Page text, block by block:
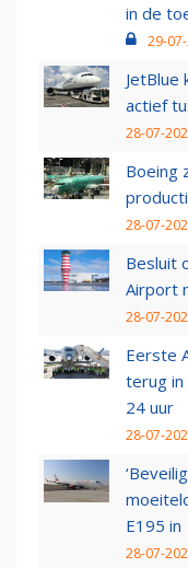
in de
29-
actief
28-07-
Boeing
28-07-
Besluit
Airport
28-07-
Eerste
terug in
24 uur
28-07-
E195 in
28-07-